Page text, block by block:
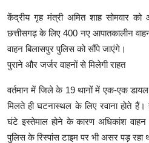
केंद्रीय गृह मंत्री अमित शाह सोमवार को
छत्तीसगढ़ के लिए 400 नए आपातकालीन
वाहन बिलासपुर पुलिस को सौंपे जाएंगे।
पुराने और जर्जर वाहनों से मिलेगी राहत
वर्तमान में जिले के 19 थानों में एक-एक
मिलते ही घटनास्थल के लिए रवाना होते हैं।
घंटे इस्तेमाल होने के कारण अधिकांश
पुलिस के रिस्पांस टाइम पर भी असर पड़ रहा